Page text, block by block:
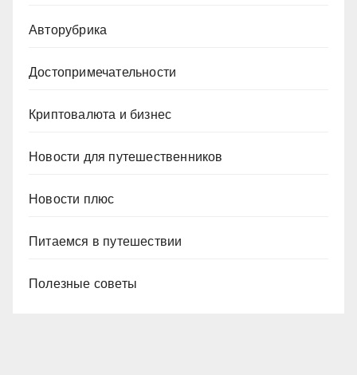
Авторубрика
Достопримечательности
Криптовалюта и бизнес
Новости для путешественников
Новости плюс
Питаемся в путешествии
Полезные советы